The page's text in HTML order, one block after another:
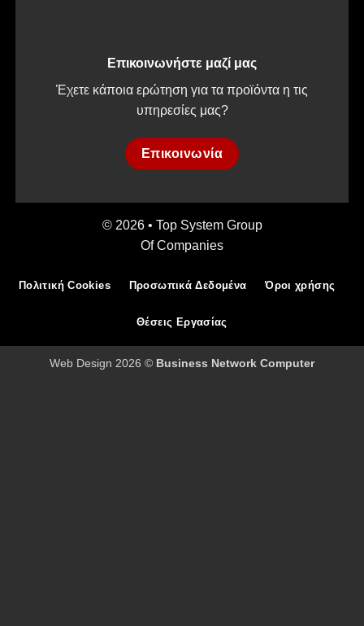
Επικοινωνήστε μαζί μας
Έχετε κάποια ερώτηση για τα προϊόντα η τις
υπηρεσίες μας?
Επικοινωνία
© 2026 • Top System Group
Of Companies
Πολιτική Cookies Προσωπικά Δεδομένα Όροι χρήσης
Θέσεις Εργασίας
Web Design 2026 © Business Network Computer